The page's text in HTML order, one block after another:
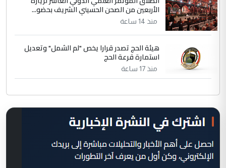
الأربعين من الصحن الحسيني الشريف بحضو...
منذ 14 ساعة
هيئة الحج تصدر قرارا يخص "لم الشمل" وتعديل
استمارة قرعة الحج
منذ 17 ساعة